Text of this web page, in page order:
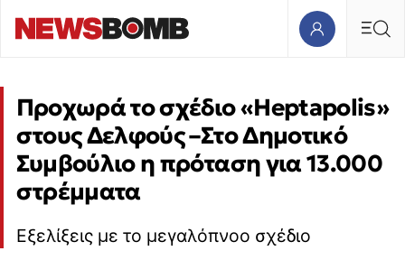
Προχωρά το σχέδιο «Heptapolis»
στους Δελφούς –Στο Δημοτικό
Συμβούλιο η πρόταση για 13.000
στρέμματα
Εξελίξεις με το μεγαλόπνοο σχέδιο